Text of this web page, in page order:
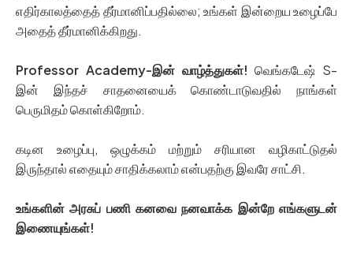
எதிர்காலத்தைத் தீர்மானிப்பதில்லை; உங்கள் இன்றைய உழைப்பே
அதைத் தீர்மானிக்கிறது.
Professor Academy-இன் வாழ்த்துகள்! வெங்கடேஷ் S-
இன் இந்தச் சாதனையைக் கொண்டாடுவதில் நாங்கள்
பெருமிதம் கொள்கிறோம்.
கடின உழைப்பு, ஒழுக்கம் மற்றும் சரியான வழிகாட்டுதல்
இருந்தால் எதையும் சாதிக்கலாம் என்பதற்கு இவரே சாட்சி.
உங்களின் அரசுப் பணி கனவை நனவாக்க இன்றே எங்களுடன்
இணையுங்கள்!